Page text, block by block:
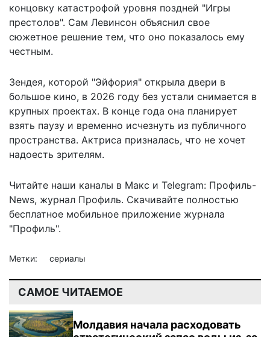
концовку катастрофой уровня поздней "Игры
престолов". Сам Левинсон объяснил свое
сюжетное решение тем, что оно показалось ему
честным.
Зендея, которой "Эйфория" открыла двери в
большое кино, в 2026 году без устали снимается в
крупных проектах. В конце года она планирует
взять паузу и временно исчезнуть из публичного
пространства. Актриса призналась, что не хочет
надоесть зрителям.
Читайте наши каналы в Макс и Telegram: Профиль-
News, журнал Профиль. Скачивайте полностью
бесплатное мобильное приложение журнала
"Профиль".
Метки: сериалы
САМОЕ ЧИТАЕМОЕ
Молдавия начала расходовать